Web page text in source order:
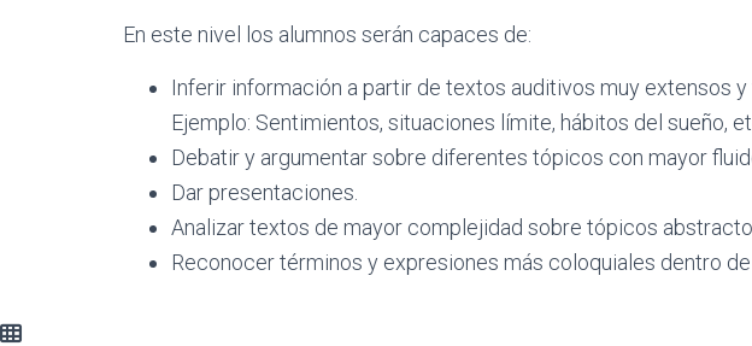
En este nivel los alumnos serán capaces de:
Inferir información a partir de textos auditivos muy extensos y
Ejemplo: Sentimientos, situaciones límite, hábitos del sueño,
Debatir y argumentar sobre diferentes tópicos con mayor
Dar presentaciones.
Analizar textos de mayor complejidad sobre tópicos
Reconocer términos y expresiones más coloquiales dentro